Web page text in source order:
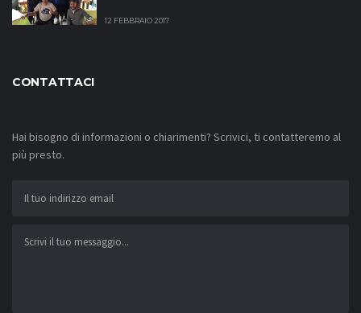
12 FEBBRAIO 2017
CONTATTACI
Hai bisogno di informazioni o chiarimenti? Scrivici, ti contatteremo al
più presto.